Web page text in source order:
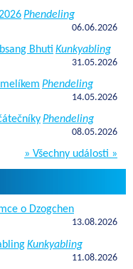
Phendeling
06.06.2026
Bhuti Kunkyabling
31.05.2026
Phendeling
14.05.2026
Phendeling
08.05.2026
» Všechny události »
o Dzogchen
13.08.2026
Kunkyabling
11.08.2026